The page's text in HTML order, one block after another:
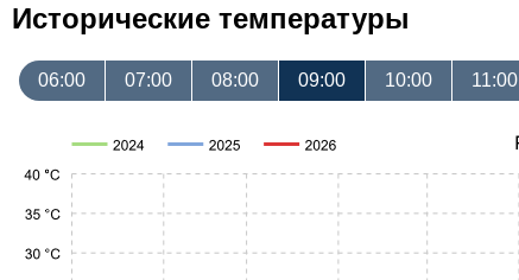
Исторические температуры
06:00 07:00 08:00 09:00 10:00 11:00